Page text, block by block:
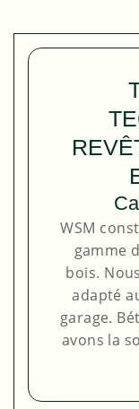
WSM
gamme
bois.
adapté
garage.
avons la